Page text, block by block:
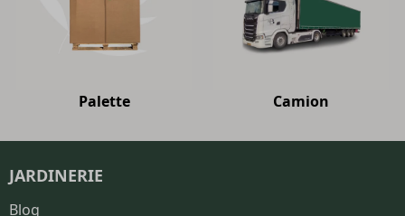
Palette Camion
JARDINERIE
Blog